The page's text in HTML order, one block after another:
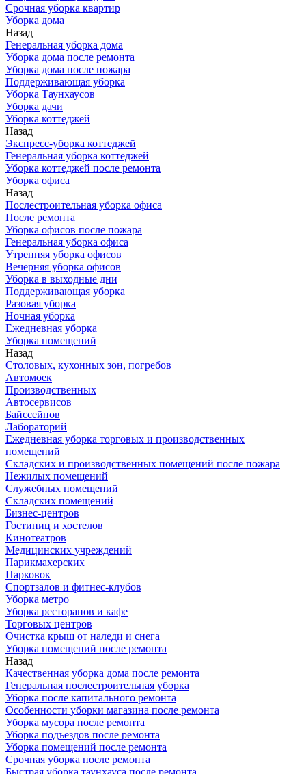
Срочная уборка квартир
Уборка дома
Назад
Генеральная уборка дома
Уборка дома после ремонта
Уборка дома после пожара
Поддерживающая уборка
Уборка Таунхаусов
Уборка дачи
Уборка коттеджей
Назад
Экспресс-уборка коттеджей
Генеральная уборка коттеджей
Уборка коттеджей после ремонта
Уборка офиса
Назад
Послестроительная уборка офиса
После ремонта
Уборка офисов после пожара
Генеральная уборка офиса
Утренняя уборка офисов
Вечерняя уборка офисов
Уборка в выходные дни
Поддерживающая уборка
Разовая уборка
Ночная уборка
Ежедневная уборка
Уборка помещений
Назад
Столовых, кухонных зон, погребов
Автомоек
Производственных
Автосервисов
Байссейнов
Лабораторий
Ежедневная уборка торговых и производственных
помещений
Складских и производственных помещений после пожара
Нежилых помещений
Служебных помещений
Складских помещений
Бизнес-центров
Гостиниц и хостелов
Кинотеатров
Медицинских учреждений
Парикмахерских
Парковок
Спортзалов и фитнес-клубов
Уборка метро
Уборка ресторанов и кафе
Торговых центров
Очистка крыш от наледи и снега
Уборка помещений после ремонта
Назад
Качественная уборка дома после ремонта
Генеральная послестроительная уборка
Уборка после капитального ремонта
Особенности уборки магазина после ремонта
Уборка мусора после ремонта
Уборка подъездов после ремонта
Уборка помещений после ремонта
Срочная уборка после ремонта
Быстрая уборка таунхауса после ремонта